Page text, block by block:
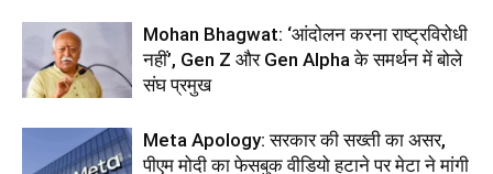
Mohan Bhagwat: ‘आंदोलन करना राष्ट्रविरोधी
नहीं’, Gen Z और Gen Alpha के समर्थन में बोले
संघ प्रमुख
Meta Apology: सरकार की सख्ती का असर,
पीएम मोदी का फेसबुक वीडियो हटाने पर मेटा ने मांगी